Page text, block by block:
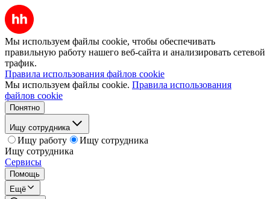
Мы используем файлы cookie, чтобы обеспечивать
правильную работу нашего веб-сайта и анализировать сетевой
трафик.
Правила использования файлов cookie
Мы используем файлы cookie. Правила использования
файлов cookie
Понятно
Ищу сотрудника
Ищу работу
Ищу сотрудника
Ищу сотрудника
Сервисы
Помощь
Ещё